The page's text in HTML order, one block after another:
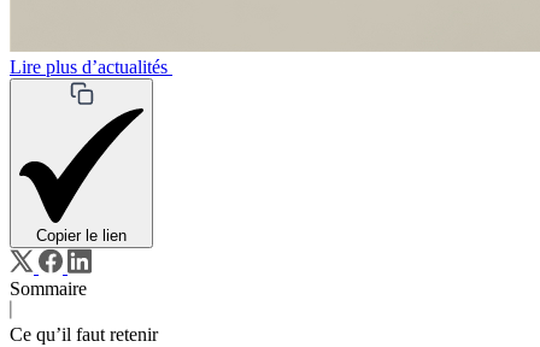
Lire plus d’actualités
Copier le lien
Sommaire
Ce qu’il faut retenir